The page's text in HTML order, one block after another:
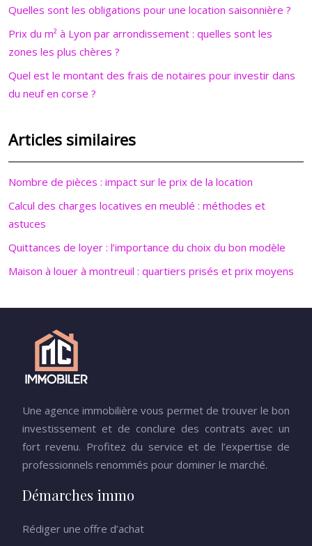
Quelles sont les obligations pour une location saisonnière ?
Prix du m² à Lyon par arrondissement : quelles sont les
zones les plus chères ?
Quel est le montant des frais de notaires pour investir dans
du neuf en corse ?
Articles similaires
Nombre de pièces : impact sur le prix de la location
Calcul des charges locatives en meublé : méthodes et
astuces
Quittances de loyer : l’importance du choix du bon modèle
Maison à louer à montreuil : quartiers prisés et prix moyens
Une agence immobilière vous permet de trouver le bon
investissement et de conclure des contrats avec un
fort revenu. Profitez du service et de l’expertise de
professionnels renommés pour dominer le marché.
Démarches immo
Rédiger une offre d’achat